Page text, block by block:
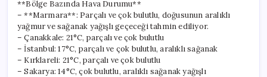
**Bölge Bazında Hava Durumu**
– **Marmara**: Parçalı ve çok bulutlu, doğusunun aralıklı
yağmur ve sağanak yağışlı geçeceği tahmin ediliyor.
– Çanakkale: 21°C, parçalı ve çok bulutlu
– İstanbul: 17°C, parçalı ve çok bulutlu, aralıklı sağanak
– Kırklareli: 21°C, parçalı ve çok bulutlu
– Sakarya: 14°C, çok bulutlu, aralıklı sağanak yağışlı